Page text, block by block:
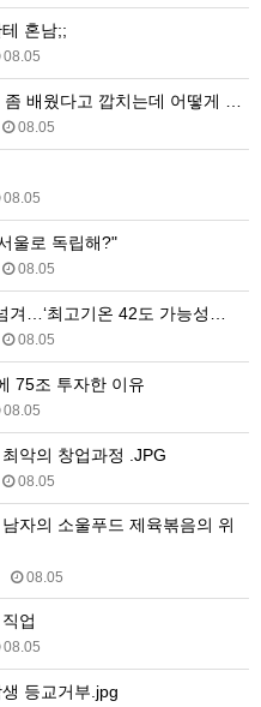
혼남;;
08.05
좀 배웠다고 깝치는데 어떻게 …
08.05
08.05
울로 독립해?"
08.05
겨…‘최고기온 42도 가능성…
08.05
75조 투자한 이유
08.05
악의 창업과정 .JPG
08.05
자의 소울푸드 제육볶음의 위
08.05
업
08.05
등교거부.jpg